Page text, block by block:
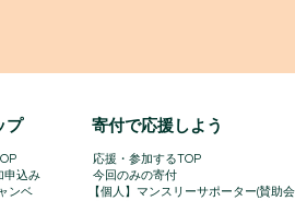
プ 寄付で応援しよう
申込み
ンベ
応援・参加するTOP
今回のみの寄付
【個人】マンスリーサポーター(賛助